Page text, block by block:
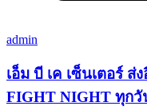
admin
เอ็ม บี เค เซ็นเตอร์ ส่
FIGHT NIGHT ทุก